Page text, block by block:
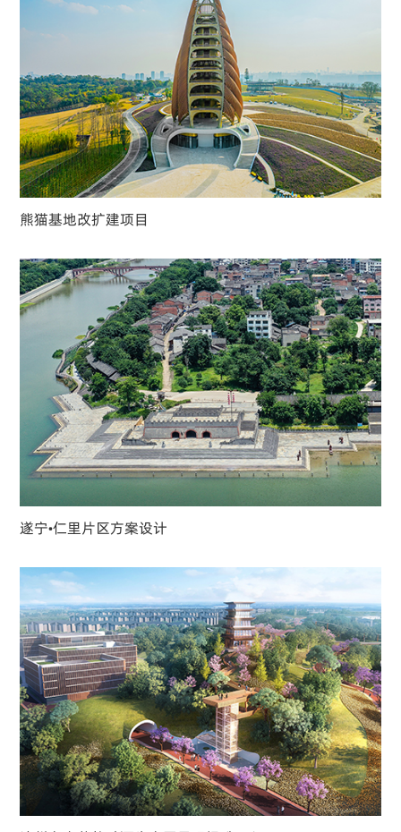
熊猫基地改扩建项目
遂宁•仁里片区方案设计